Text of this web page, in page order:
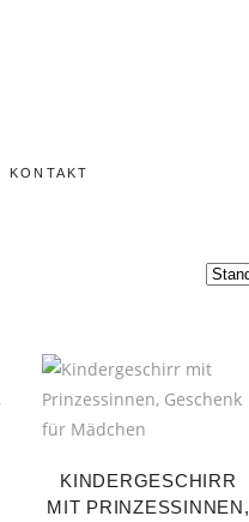
KONTAKT
KINDERGESCHIRR
MIT PRINZESSINNEN,